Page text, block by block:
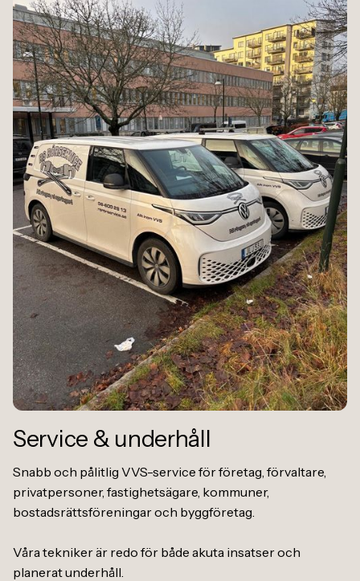
Service &underhåll
Snabb och pålitlig VVS-service för företag, förvaltare,
privatpersoner, fastighetsägare, kommuner,
bostadsrättsföreningar och byggföretag.
Våra tekniker är redo för både akuta insatser och
planerat underhåll.